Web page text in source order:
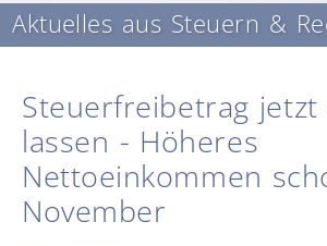
Aktuelles aus Steuern &
Steuerfreibetrag jetzt
lassen - Höheres
Nettoeinkommen
November